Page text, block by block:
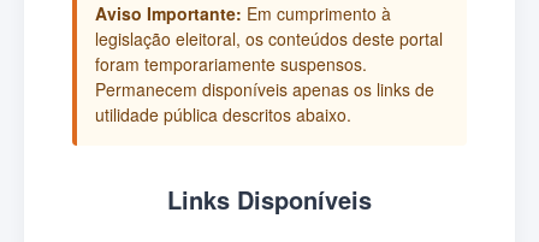
Aviso Importante: Em cumprimento à
legislação eleitoral, os conteúdos deste portal
foram temporariamente suspensos.
Permanecem disponíveis apenas os links de
utilidade pública descritos abaixo.
Links Disponíveis